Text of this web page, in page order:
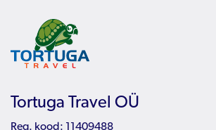
Tortuga Travel OÜ
Reg. kood: 11409488